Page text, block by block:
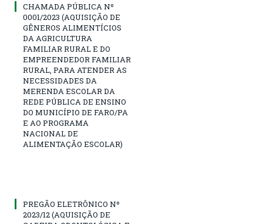
CHAMADA PÚBLICA Nº
0001/2023 (AQUISIÇÃO DE
GÊNEROS ALIMENTÍCIOS
DA AGRICULTURA
FAMILIAR RURAL E DO
EMPREENDEDOR FAMILIAR
RURAL, PARA ATENDER AS
NECESSIDADES DA
MERENDA ESCOLAR DA
REDE PÚBLICA DE ENSINO
DO MUNICÍPIO DE FARO/PA
E AO PROGRAMA
NACIONAL DE
ALIMENTAÇÃO ESCOLAR)
PREGÃO ELETRÔNICO Nº
2023/12 (AQUISIÇÃO DE